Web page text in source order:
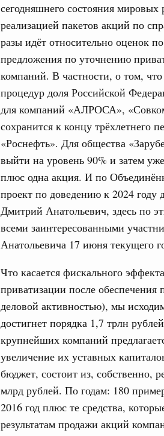
сегодняшнего состояния
реализацией пакетов акций по
разы идёт относительно оценок
предложения по уточнению
компаний. В частности, о том,
процедур доля Российской
для компаний «АЛРОСА»,
сохранится к концу трёхлетнего
«Роснефть». Для общества
выйти на уровень 90% и затем
плюс одна акция. И по
проект по доведению к 2024 году
Дмитрий Анатольевич, здесь по
всеми заинтересованными
Анатольевича 17 июня текущего
Что касается фискального
приватизации после
деловой активностью), мы
достигнет порядка 1,7 трлн
крупнейших компаний
увеличение их уставных
бюджет, состоит из, собственно,
млрд рублей. По годам: 180
2016 год плюс те средства,
результатам продажи акций